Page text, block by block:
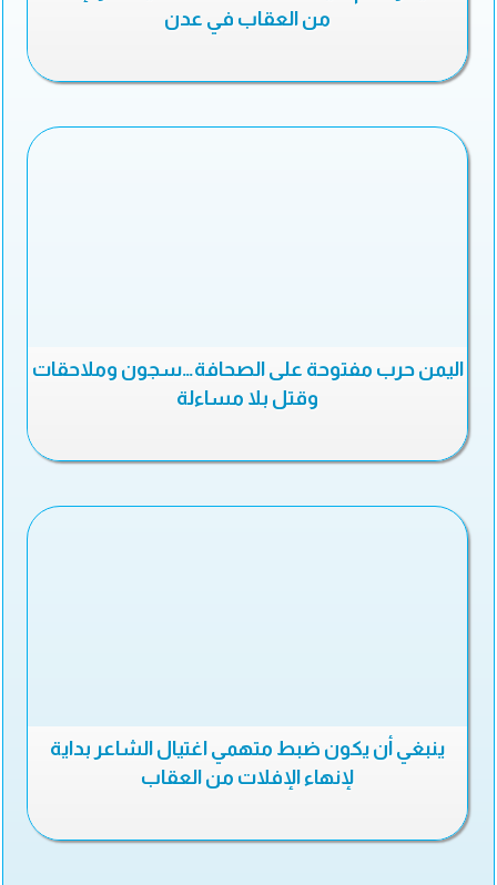
من العقاب في عدن
اليمن حرب مفتوحة على الصحافة…سجون وملاحقات
وقتل بلا مساءلة
ينبغي أن يكون ضبط متهمي اغتيال الشاعر بداية
لإنهاء الإفلات من العقاب